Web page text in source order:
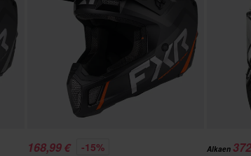
168,99 € -15% Alkaen